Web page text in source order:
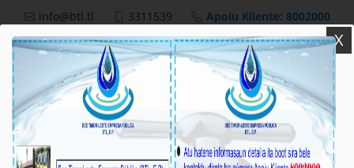
info@btl.tl 3311539 Apoiu Kliente: 8002000
BTL,E.P
Nutisia
X